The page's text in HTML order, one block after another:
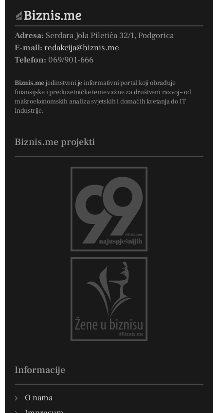
Adresa: Serdara Jola Piletića 32/1, Podgorica
E-mail: redakcija@biznis.me
Telefon: 069/901-666
Biznis.mejedinstveni je informativni portal koji obrađuje
finansijske i preduzetničke teme važne za društveni razvoj – od
makroekonomskih analiza svjetskih i domaćih kretanja do IT
industrije.
Biznis.me projekti
Informacije
O nama